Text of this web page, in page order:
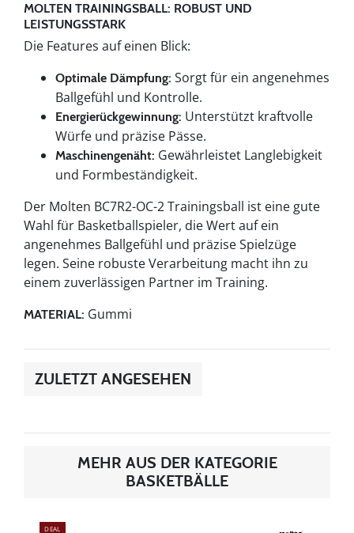
MOLTEN TRAININGSBALL: ROBUST UND
LEISTUNGSSTARK
Die Features auf einen Blick:
Optimale Dämpfung: Sorgt für ein angenehmes
Ballgefühl und Kontrolle.
Energierückgewinnung: Unterstützt kraftvolle
Würfe und präzise Pässe.
Maschinengenäht: Gewährleistet Langlebigkeit
und Formbeständigkeit.
Der Molten BC7R2-OC-2 Trainingsball ist eine gute
Wahl für Basketballspieler, die Wert auf ein
angenehmes Ballgefühl und präzise Spielzüge
legen. Seine robuste Verarbeitung macht ihn zu
einem zuverlässigen Partner im Training.
MATERIAL: Gummi
ZULETZT ANGESEHEN
MEHR AUS DER KATEGORIE
BASKETBÄLLE
DEAL